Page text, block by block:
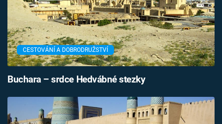
Přihlášení
Sledujte nás
CESTOVÁNÍ A DOBRODRUŽSTVÍ
Buchara – srdce Hedvábné stezky